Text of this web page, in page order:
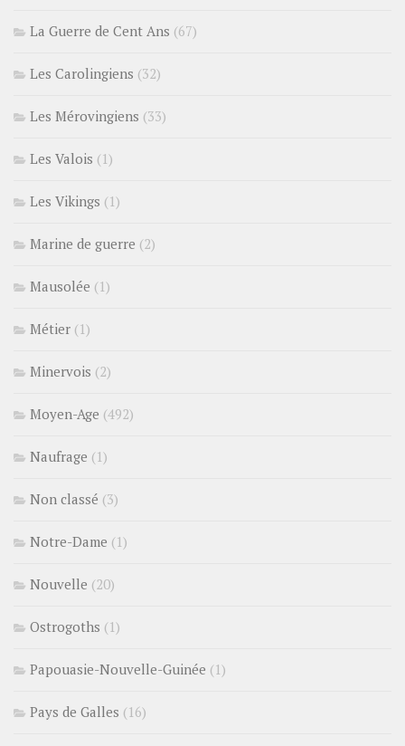
La Guerre de Cent Ans (67)
Les Carolingiens (32)
Les Mérovingiens (33)
Les Valois (1)
Les Vikings (1)
Marine de guerre (2)
Mausolée (1)
Métier (1)
Minervois (2)
Moyen-Age (492)
Naufrage (1)
Non classé (3)
Notre-Dame (1)
Nouvelle (20)
Ostrogoths (1)
Papouasie-Nouvelle-Guinée (1)
Pays de Galles (16)